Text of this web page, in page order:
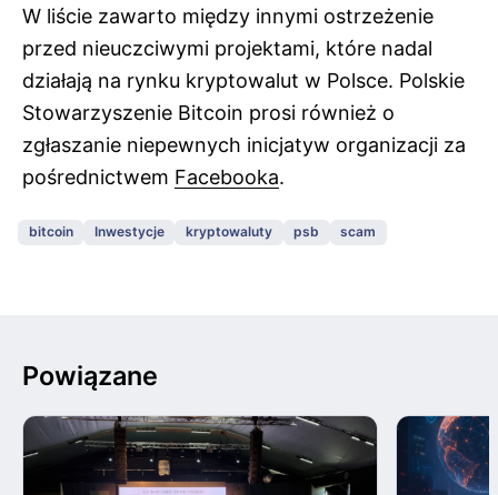
W liście zawarto między innymi ostrzeżenie
przed nieuczciwymi projektami, które nadal
działają na rynku kryptowalut w Polsce. Polskie
Stowarzyszenie Bitcoin prosi również o
zgłaszanie niepewnych inicjatyw organizacji za
pośrednictwem Facebooka.
bitcoin Inwestycje kryptowaluty psb scam
Powiązane